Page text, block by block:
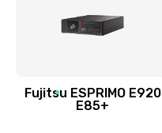
Fujitsu ESPRIMO E920
E85+